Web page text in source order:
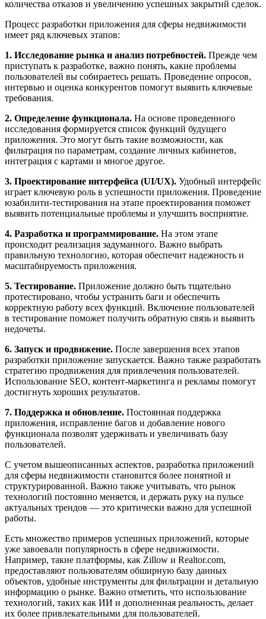
количества отказов и увеличению успешных закрытий сделок.
Процесс разработки приложения для сферы недвижимости
имеет ряд ключевых этапов:
1. Исследование рынка и анализ потребностей. Прежде чем
приступать к разработке, важно понять, какие проблемы
пользователей вы собираетесь решать. Проведение опросов,
интервью и оценка конкурентов помогут выявить ключевые
требования.
2. Определение функционала. На основе проведенного
исследования формируется список функций будущего
приложения. Это могут быть такие возможности, как
фильтрация по параметрам, создание личных кабинетов,
интеграция с картами и многое другое.
3. Проектирование интерфейса (UI/UX). Удобный интерфейс
играет ключевую роль в успешности приложения. Проведение
юзабилити-тестирования на этапе проектирования поможет
выявить потенциальные проблемы и улучшить восприятие.
4. Разработка и программирование. На этом этапе
происходит реализация задуманного. Важно выбрать
правильную технологию, которая обеспечит надежность и
масштабируемость приложения.
5. Тестирование. Приложение должно быть тщательно
протестировано, чтобы устранить баги и обеспечить
корректную работу всех функций. Включение пользователей
в тестирование поможет получить обратную связь и выявить
недочеты.
6. Запуск и продвижение. После завершения всех этапов
разработки приложение запускается. Важно также разработать
стратегию продвижения для привлечения пользователей.
Использование SEO, контент-маркетинга и рекламы помогут
достигнуть хороших результатов.
7. Поддержка и обновление. Постоянная поддержка
приложения, исправление багов и добавление нового
функционала позволят удерживать и увеличивать базу
пользователей.
С учетом вышеописанных аспектов, разработка приложений
для сферы недвижимости становится более понятной и
структурированной. Важно также учитывать, что рынок
технологий постоянно меняется, и держать руку на пульсе
актуальных трендов — это критически важно для успешной
работы.
Есть множество примеров успешных приложений, которые
уже завоевали популярность в сфере недвижимости.
Например, такие платформы, как Zillow и Realtor.com,
предоставляют пользователям обширную базу данных
объектов, удобные инструменты для фильтрации и детальную
информацию о рынке. Важно отметить, что использование
технологий, таких как ИИ и дополненная реальность, делает
их более привлекательными для пользователей.